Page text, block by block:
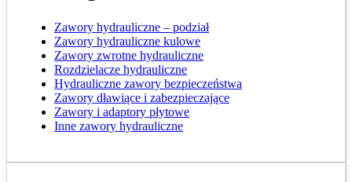
Zawory hydrauliczne – podział
Zawory hydrauliczne kulowe
Zawory zwrotne hydrauliczne
Rozdzielacze hydrauliczne
Hydrauliczne zawory bezpieczeństwa
Zawory dławiące i zabezpieczające
Zawory i adaptory płytowe
Inne zawory hydrauliczne